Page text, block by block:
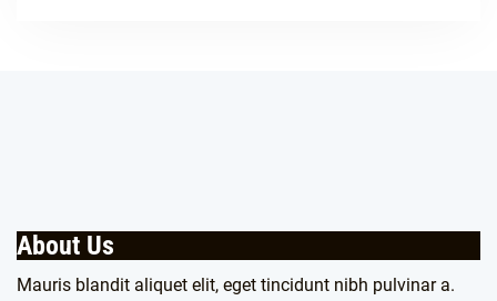
About Us
Mauris blandit aliquet elit, eget tincidunt nibh pulvinar a.